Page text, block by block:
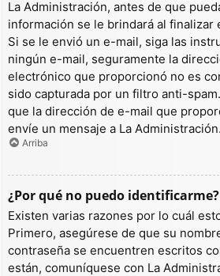
La Administración, antes de que
información se le brindará al finalizar
Si se le envió un e-mail, siga las
ningún e-mail, seguramente la
electrónico que proporcionó no es
sido capturada por un filtro anti-
que la dirección de e-mail que
envíe un mensaje a La Administración.
Arriba
¿Por qué no puedo identificarme?
Existen varias razones por lo cuál
Primero, asegúrese de que su
contraseña se encuentren escritos
están, comuníquese con La